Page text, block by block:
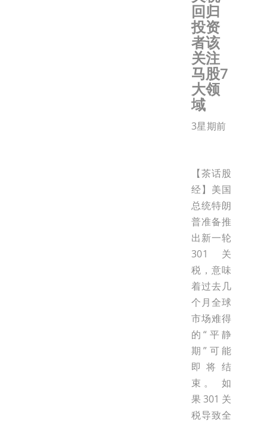
回归
投资
者该
关注
马股7
大领
域
3星期前
【茶话股
经】美国
总统特朗
普准备推
出新一轮
301关
税，意味
着过去几
个月全球
市场难得
的“平静
期”可能
即将结
束。 如
果301关
税导致全